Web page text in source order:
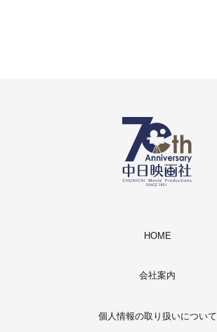
HOME
会社案内
個人情報の取り扱いについて